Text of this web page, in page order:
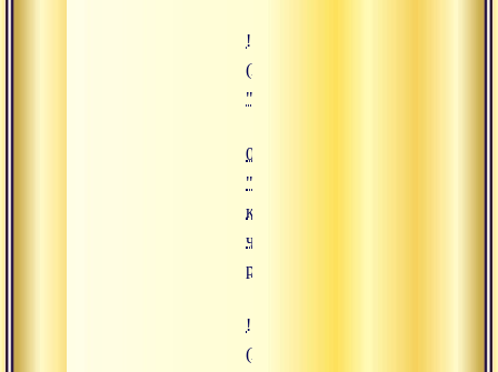
![06.12.2024 "Пробуждение
(https://www.advayta.org/upload/
"06.12.2024 "Пробуждение
06.12.2024
"Пробуждение
кундалини
через
расслабление"
![05.12.2024 "Через
(https://www.advayta.org/upload/